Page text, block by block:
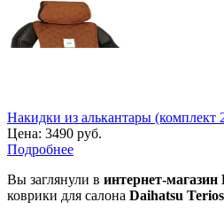
Накидки из алькантары (комплект
Цена: 3490 руб.
Подробнее
Вы заглянули в интернет-
коврики для салона Daihatsu